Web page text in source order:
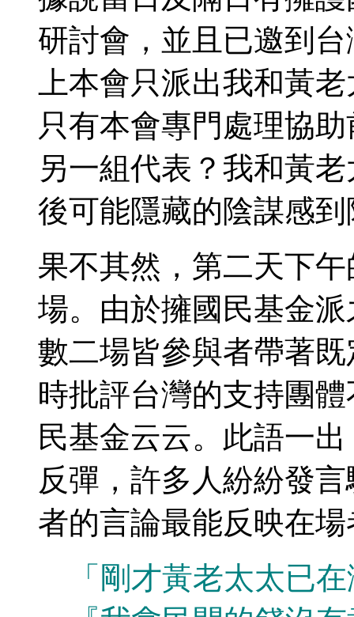
研討會，並且已邀到
上本會只派出我和黃
只有本會專門處理協
另一組代表？我和黃
後可能隱藏的陰謀感
果不其然，第二天下
場。由於擁國民基金
數二場皆參與者帶著
時批評台灣的支持團
民基金云云。此語一
反彈，許多人紛紛發
者的言論最能反映在
「剛才黃老太太已